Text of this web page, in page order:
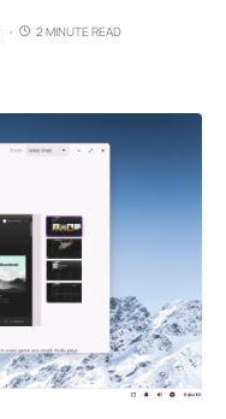
2 MINUTE READ